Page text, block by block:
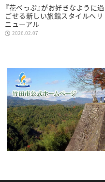
『花べっぷ』がお好きなように過
ごせる新しい旅館スタイルへリ
ニューアル
2026.02.07